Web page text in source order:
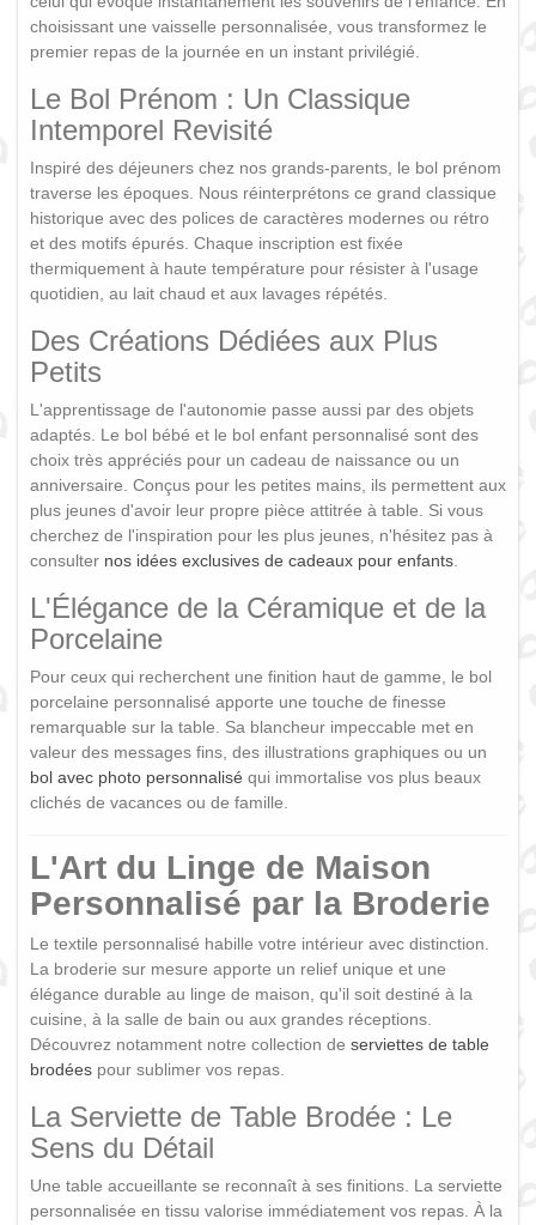
choisissant une vaisselle personnalisée, vous transformez le
premier repas de la journée en un instant privilégié.
Le Bol Prénom : Un Classique
Intemporel Revisité
Inspiré des déjeuners chez nos grands-parents, le bol prénom
traverse les époques. Nous réinterprétons ce grand classique
historique avec des polices de caractères modernes ou rétro
et des motifs épurés. Chaque inscription est fixée
thermiquement à haute température pour résister à l'usage
quotidien, au lait chaud et aux lavages répétés.
Des Créations Dédiées aux Plus
Petits
L'apprentissage de l'autonomie passe aussi par des objets
adaptés. Le bol bébé et le bol enfant personnalisé sont des
choix très appréciés pour un cadeau de naissance ou un
anniversaire. Conçus pour les petites mains, ils permettent aux
plus jeunes d'avoir leur propre pièce attitrée à table. Si vous
cherchez de l'inspiration pour les plus jeunes, n'hésitez pas à
consulter nos idées exclusives de cadeaux pour enfants.
L'Élégance de la Céramique et de la
Porcelaine
Pour ceux qui recherchent une finition haut de gamme, le bol
porcelaine personnalisé apporte une touche de finesse
remarquable sur la table. Sa blancheur impeccable met en
valeur des messages fins, des illustrations graphiques ou un
bol avec photo personnalisé qui immortalise vos plus beaux
clichés de vacances ou de famille.
L'Art du Linge de Maison
Personnalisé par la Broderie
Le textile personnalisé habille votre intérieur avec distinction.
La broderie sur mesure apporte un relief unique et une
élégance durable au linge de maison, qu'il soit destiné à la
cuisine, à la salle de bain ou aux grandes réceptions.
Découvrez notamment notre collection de serviettes de table
brodées pour sublimer vos repas.
La Serviette de Table Brodée : Le
Sens du Détail
Une table accueillante se reconnaît à ses finitions. La serviette
personnalisée en tissu valorise immédiatement vos repas. À la